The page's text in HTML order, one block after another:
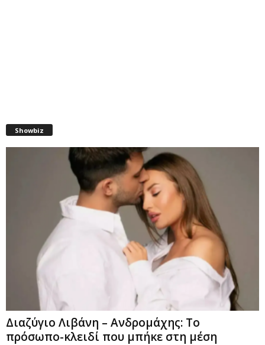
Showbiz
Διαζύγιο Λιβάνη – Ανδρομάχης: Το
πρόσωπο-κλειδί που μπήκε στη μέση